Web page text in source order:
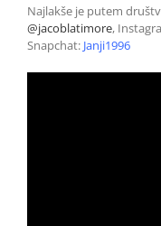
Najlakše je putem
@jacoblatimore,
Snapchat: Janji1996